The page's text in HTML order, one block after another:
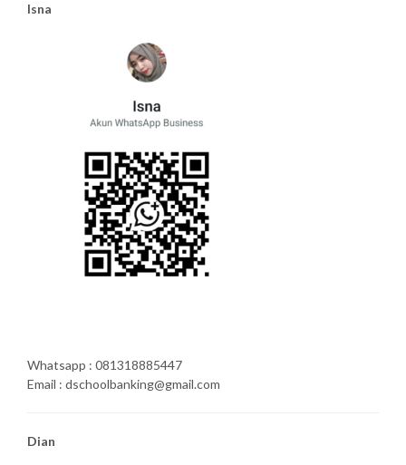
Isna
Whatsapp : 081318885447
Email : dschoolbanking@gmail.com
Dian